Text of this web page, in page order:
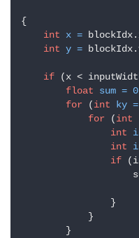
{
int
x =
int y =
if (x <
float
sum =
for (int ky =
for (int
int
int
if
                }
            }
        }